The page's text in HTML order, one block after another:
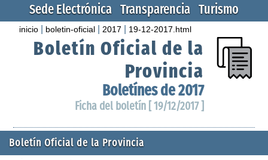
Sede Electrónica Transparencia Turismo
inicio boletin-oficial 2017 19-12-2017.html
Boletín Oficial de la
Provincia
Boletínes de 2017
Ficha del boletín [ 19/12/2017 ]
Boletín Oficial de la Provincia